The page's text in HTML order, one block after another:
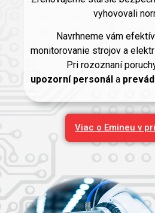
vyhovovali
Navrhneme vám
monitorovanie strojov a
Pri rozoznaní
upozorní personál a
Viac o Emineu v